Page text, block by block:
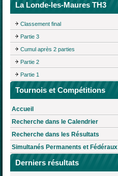
La Londe-les-Maures TH3
Classement final
Partie 3
Cumul après 2 parties
Partie 2
Partie 1
Tournois et Compétitions
Accueil
Recherche dans le Calendrier
Recherche dans les Résultats
Simultanés Permanents et Fédéraux
Derniers résultats